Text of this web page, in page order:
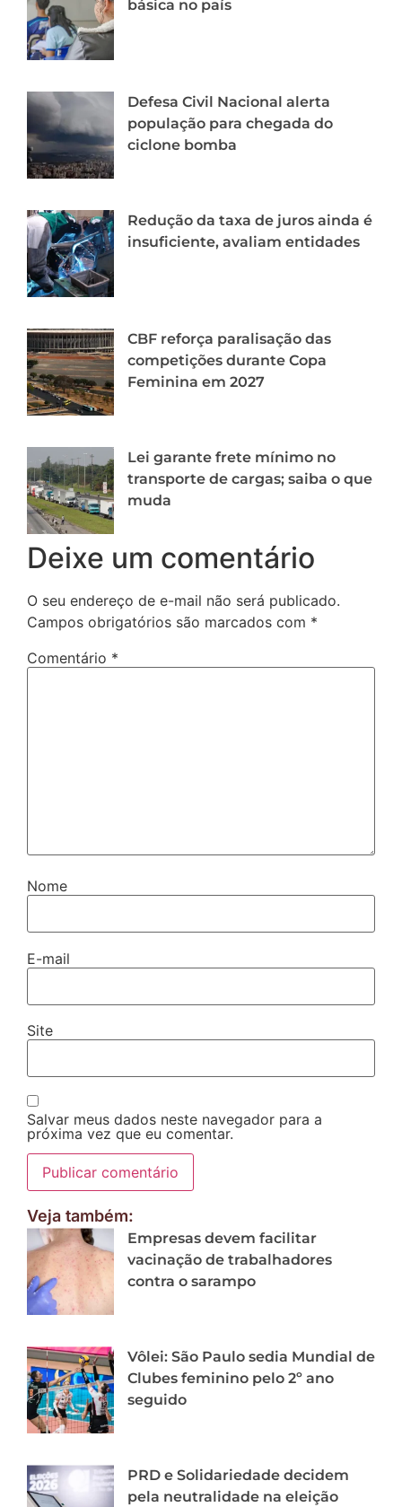
básica no país
Defesa Civil Nacional alerta
população para chegada do
ciclone bomba
Redução da taxa de juros ainda é
insuficiente, avaliam entidades
CBF reforça paralisação das
competições durante Copa
Feminina em 2027
Lei garante frete mínimo no
transporte de cargas; saiba o que
muda
Deixe um comentário
O seu endereço de e-mail não será publicado.
Campos obrigatórios são marcados com *
Comentário *
Nome
E-mail
Site
Salvar meus dados neste navegador para a
próxima vez que eu comentar.
Veja também:
Empresas devem facilitar
vacinação de trabalhadores
contra o sarampo
Vôlei: São Paulo sedia Mundial de
Clubes feminino pelo 2º ano
seguido
PRD e Solidariedade decidem
pela neutralidade na eleição